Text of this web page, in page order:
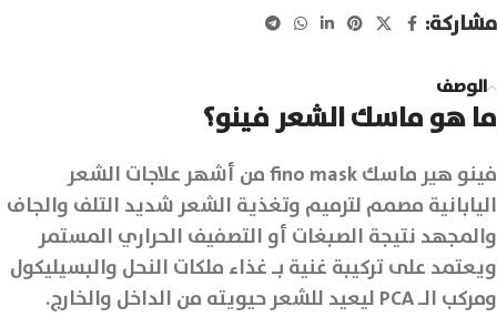
مشاركة:
الوصف
‌ما هو ماسك الشعر فينو؟
فينو هير ماسك fino mask من أشهر علاجات الشعر
اليابانية مصمم لترميم وتغذية الشعر شديد التلف والجاف
والمجهد نتيجة الصبغات أو التصفيف الحراري المستمر
ويعتمد على تركيبة غنية بـ غذاء ملكات النحل والبسيليكول
ومركب الـ PCA ليعيد للشعر حيويته من الداخل والخارج.